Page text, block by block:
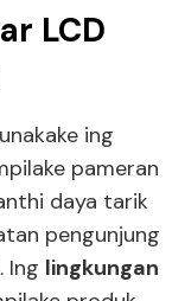
LCD
ing
pameran
daya tarik
pengunjung
Ing lingkungan